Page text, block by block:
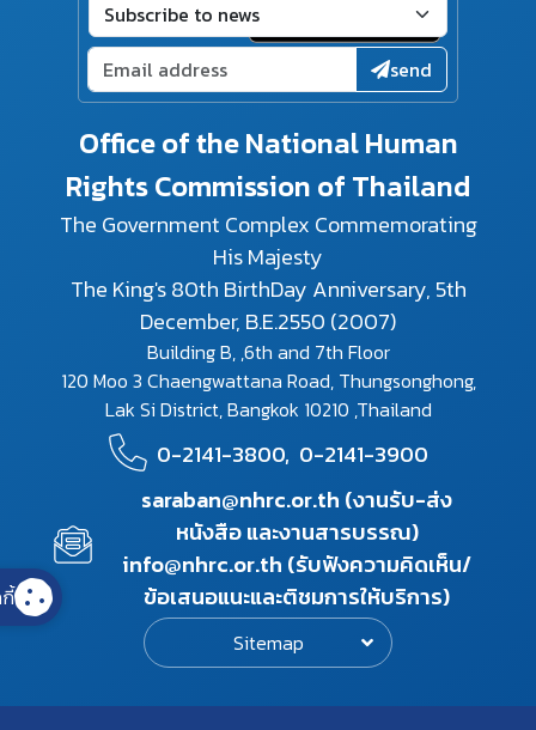
Office of the National Human
Rights Commission of Thailand
The Government Complex Commemorating
His Majesty
The King's 80th BirthDay Anniversary, 5th
December, B.E.2550 (2007)
Building B, ,6th and 7th Floor
120 Moo 3 Chaengwattana Road, Thungsonghong,
Lak Si District, Bangkok 10210 ,Thailand
0-2141-3800, 0-2141-3900
saraban@nhrc.or.th (งานรับ-ส่ง
หนังสือ และงานสารบรรณ)
info@nhrc.or.th (รับฟังความคิดเห็น/
ข้อเสนอแนะและติชมการให้บริการ)
Sitemap
send